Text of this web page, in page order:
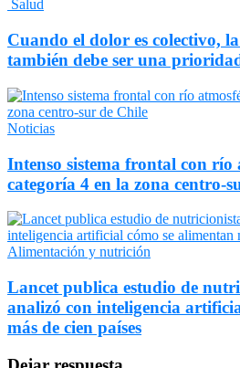
Salud
Cuando el dolor es colectivo,
también debe ser una
Noticias
Intenso sistema frontal con río
categoría 4 en la zona centro-
Alimentación y nutrición
Lancet publica estudio de
analizó con inteligencia
más de cien países